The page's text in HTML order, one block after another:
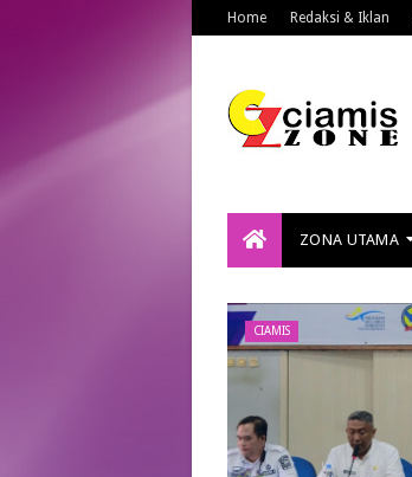
Home Redaksi & Iklan
ZONA UTAMA
CIAMIS